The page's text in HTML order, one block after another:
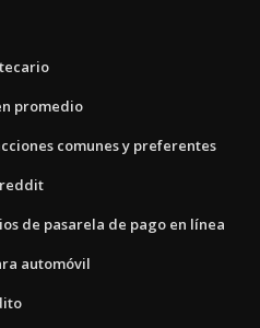
promedio
comunes y preferentes
de pasarela de pago en línea
automóvil